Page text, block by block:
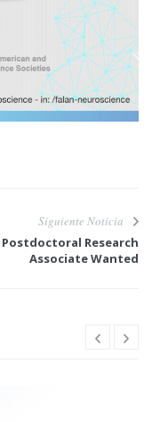
Siguiente Noticia
Postdoctoral Research
Associate Wanted